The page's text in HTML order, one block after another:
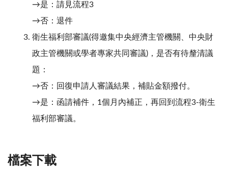
→是：請見流程3
→否：退件
衛生福利部審議(得邀集中央經濟主管機關、中央財
政主管機關或學者專家共同審議)，是否有待釐清議
題：
→否：回復申請人審議結果，補貼金額撥付。
→是：函請補件，1個月內補正，再回到流程3-衛生
福利部審議。
檔案下載